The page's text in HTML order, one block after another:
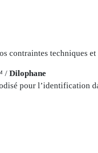
contraintes techniques
/ Dilophane
pour l’identification